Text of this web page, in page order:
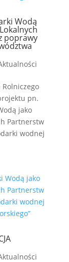
Wodą
poprawy
pn.
jako
Partnerstw
wodnej